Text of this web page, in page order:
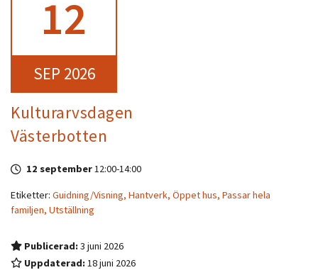
12
SEP 2026
Kulturarvsdagen
Västerbotten
12 september12:00-14:00
Etiketter: Guidning/Visning, Hantverk, Öppet hus, Passar hela
familjen, Utställning
Publicerad:3 juni 2026
Uppdaterad:18 juni 2026